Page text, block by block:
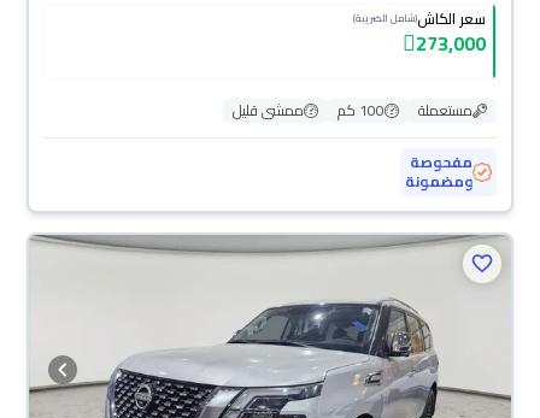
سعر الكاش(شامل الضريبة)
273,000
مستعملة 100 كم
ممشى قليل
مفحوصة
ومضمونة